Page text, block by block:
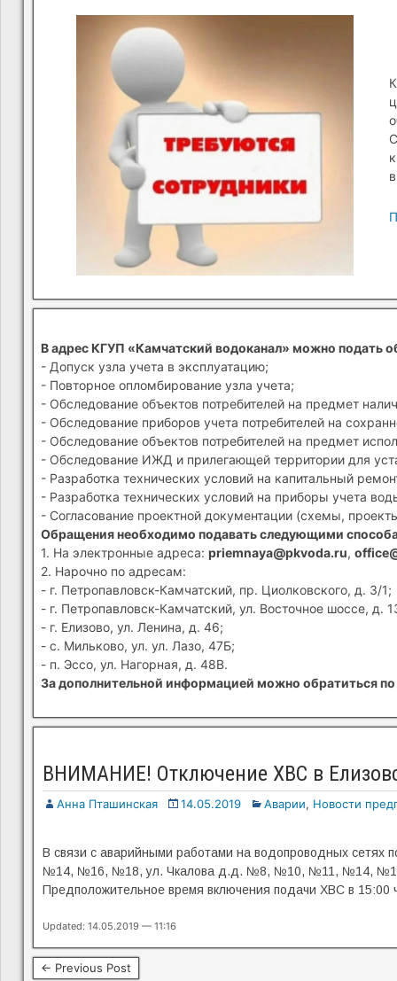
В адрес КГУП «Камчатский водоканал» можно подать
- Допуск узла учета в эксплуатацию;
- Повторное опломбирование узла учета;
- Обследование объектов потребителей на предмет
- Обследование приборов учета потребителей на
- Обследование объектов потребителей на предмет
- Обследование ИЖД и прилегающей территории для
- Разработка технических условий на капитальный
- Разработка технических условий на приборы учета
- Согласование проектной документации (схемы,
Обращения необходимо подавать следующими
1. На электронные адреса: priemnaya@pkvoda.ru,
2. Нарочно по адресам:
- г. Петропавловск-Камчатский, пр. Циолковского, д. 3/1;
- г. Петропавловск-Камчатский, ул. Восточное шоссе, д.
- г. Елизово, ул. Ленина, д. 46;
- с. Мильково, ул. ул. Лазо, 47Б;
- п. Эссо, ул. Нагорная, д. 48В.
За дополнительной информацией можно обратиться
ВНИМАНИЕ! Отключение ХВС в
Анна Пташинская 14.05.2019 Аварии, Новости
В связи с аварийными работами на водопроводных
№14, №16, №18, ул. Чкалова д.д. №8, №10, №11, №14,
Предположительное время включения подачи ХВС в 15:00
Updated: 14.05.2019 — 11:16
← Previous Post